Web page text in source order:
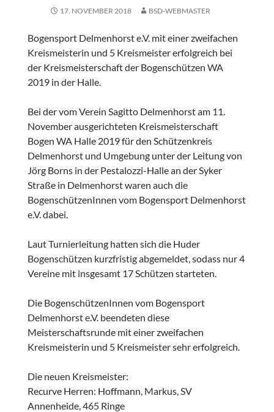
17. NOVEMBER 2018 BSD-WEBMASTER
Bogensport Delmenhorst e.V. mit einer zweifachen
Kreismeisterin und 5 Kreismeister erfolgreich bei
der Kreismeisterschaft der Bogenschützen WA
2019 in der Halle.
Bei der vom Verein Sagitto Delmenhorst am 11.
November ausgerichteten Kreismeisterschaft
Bogen WA Halle 2019 für den Schützenkreis
Delmenhorst und Umgebung unter der Leitung von
Jörg Borns in der Pestalozzi-Halle an der Syker
Straße in Delmenhorst waren auch die
BogenschützenInnen vom Bogensport Delmenhorst
e.V. dabei.
Laut Turnierleitung hatten sich die Huder
Bogenschützen kurzfristig abgemeldet, sodass nur 4
Vereine mit insgesamt 17 Schützen starteten.
Die BogenschützenInnen vom Bogensport
Delmenhorst e.V. beendeten diese
Meisterschaftsrunde mit einer zweifachen
Kreismeisterin und 5 Kreismeister sehr erfolgreich.
Die neuen Kreismeister:
Recurve Herren: Hoffmann, Markus, SV
Annenheide, 465 Ringe